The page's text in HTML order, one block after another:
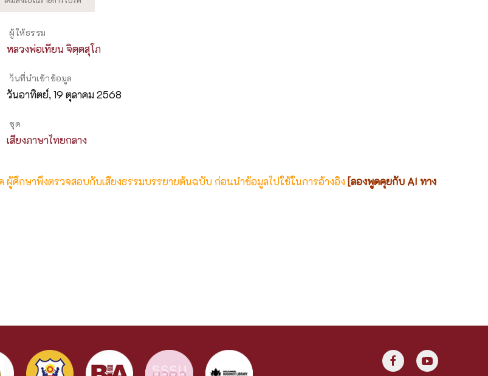
ผู้ให้ธรรม
หลวงพ่อเทียน จิตฺตสุโภ
วันที่นำเข้าข้อมูล
วันอาทิตย์, 19 ตุลาคม 2568
ชุด
เสียงภาษาไทยกลาง
ศึกษาพึงตรวจสอบกับเสียงธรรมบรรยายต้นฉบับ ก่อนนำข้อมูลไปใช้ในการอ้างอิง [ลองพูดคุยกับ AI ทาง